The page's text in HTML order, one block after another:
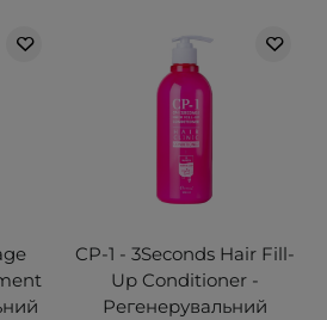
CP-1 - 3Seconds Hair Fill-
Up Conditioner -
Регенерувальний